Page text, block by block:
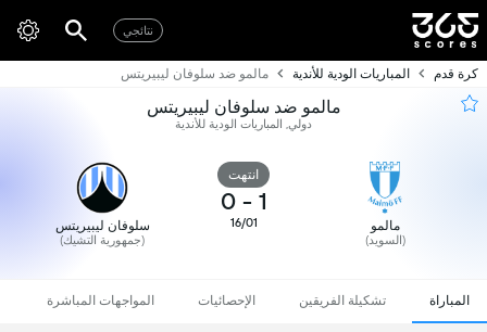
نتائجي
كرة قدم المباريات الودية للأندية مالمو ضد سلوفان ليبيريتس
مالمو ضد سلوفان ليبيريتس
دولي, المباريات الودية للأندية
مالمو
(السويد)
انتهت
1
-
0
16/01 سلوفان ليبيريتس
(جمهورية التشيك)
المباراة تشكيلة الفريقين الإحصائيات المواجهات المباشرة